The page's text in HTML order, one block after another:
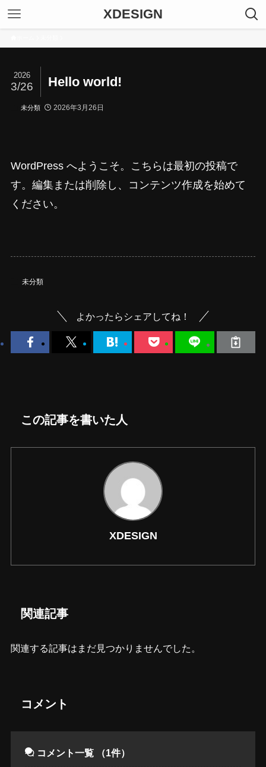
XDESIGN
Hello world!
2026
3/26
未分類 2026年3月26日
WordPress へようこそ。こちらは最初の投稿で
す。編集または削除し、コンテンツ作成を始めて
ください。
未分類
よかったらシェアしてね！
この記事を書いた人
XDESIGN
関連記事
関連する記事はまだ見つかりませんでした。
コメント
コメント一覧 （1件）